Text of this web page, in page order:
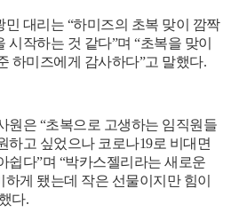
민 대리는 “하미즈의 초복 맞이 깜짝
시작하는 것 같다”며 “초복을 맞이
하미즈에게 감사하다”고 말했다.
원은 “초복으로 고생하는 임직원들
하고 싶었으나 코로나19로 비대면
쉽다”며 “박카스젤리라는 새로운
게 됐는데 작은 선물이지만 힘이
다.